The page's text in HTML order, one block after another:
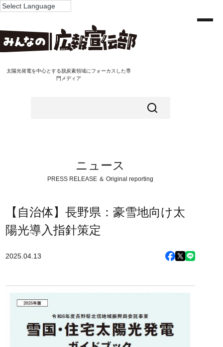
太陽光発電を中心とする脱炭素領域にフォーカスした専
門メディア
ニュース
PRESS RELEASE ＆ Original reporting
【自治体】長野県：豪雪地向け太
陽光導入指針策定
2025.04.13